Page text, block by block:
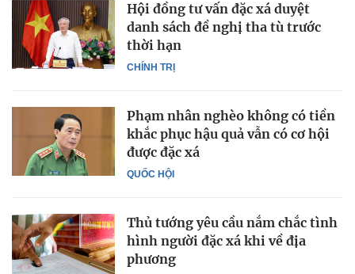
CHÍNH TRỊ
Hội đồng tư vấn đặc xá duyệt
danh sách đề nghị tha tù trước
thời hạn
QUỐC HỘI
Phạm nhân nghèo không có tiền
khắc phục hậu quả vẫn có cơ hội
được đặc xá
Thủ tướng yêu cầu nắm chắc tình
hình người đặc xá khi về địa
phương